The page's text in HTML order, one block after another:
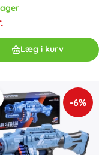
Læg i kurv
-6%